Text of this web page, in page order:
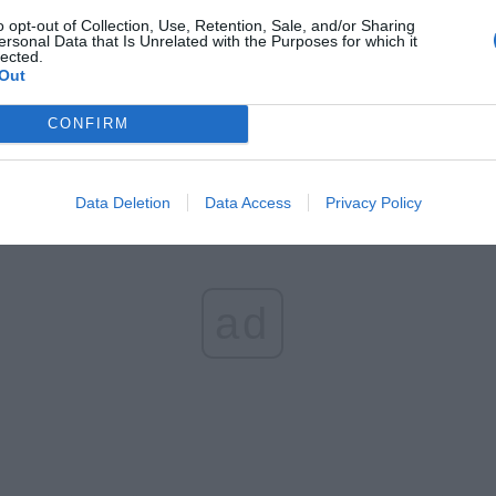
opt-out of Collection, Use, Retention, Sale, and/or Sharing
Data that Is Unrelated with the Purposes for which it
CONFIRM
Data Deletion Data Access Privacy Policy
ustaleń wynika, że kilka dni temu przed godziną 21 kierujący
zachowywał się wobec kierującego toyotą. Mężczyzna był
i krzyczał słowa obraźliwe do kierowcy. W pewnym momencie
je. Zaraz po tym odjechał.